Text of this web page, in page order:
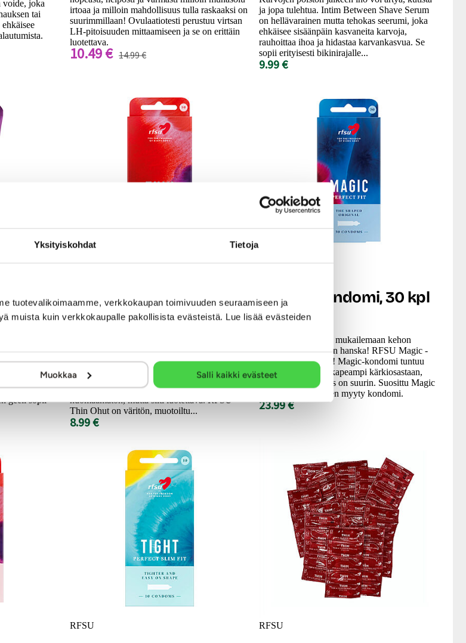
Yksityiskohdat Tietoja
tuotevalikoimaamme, verkkokaupan toimivuuden seuraamiseen ja
muista kuin verkkokaupalle pakollisista evästeistä. Lue lisää evästeiden
Muokkaa Salli kaikki evästeet
voide, joka
tai
irtoaa ja milloin mahdollisuus tulla raskaaksi on
suurimmillaan! Ovulaatiotesti perustuu virtsan
LH-pitoisuuden mittaamiseen ja se on erittäin
luotettava.
10.49 € 14.99 €
ja jopa tulehtua. Intim Between Shave Serum
on hellävarainen mutta tehokas seerumi, joka
ehkäisee sisäänpäin kasvaneita karvoja,
rauhoittaa ihoa ja hidastaa karvankasvua. Se
sopii erityisesti bikinirajalle...
9.99 €
-
ml
liukkariksi
ja
geeli sopii
Thin Ohut - Kondomi, 10
kpl
tavallista ohuempi kortsu, joka takaa
läheisemmän kokemuksen. Kaikille, joiden
mielestä kondomin pitää olla mahdollisimman
huomaamaton, mutta silti luotettava. RFSU
Thin Ohut on väritön, muotoiltu...
8.99 €
Magic - Kondomi, 30 kpl
Magic on muotoiltu mukailemaan kehon
muotoja ja istuu kuin hanska! RFSU Magic -
aito ja alkuperäinen! Magic-kondomi tuntuu
hyvältä, sillä se on kapeampi kärkiosastaan,
missä tuntoherkkyys on suurin. Suosittu Magic
onkin Suomen eniten myyty kondomi.
23.99 €
RFSU RFSU